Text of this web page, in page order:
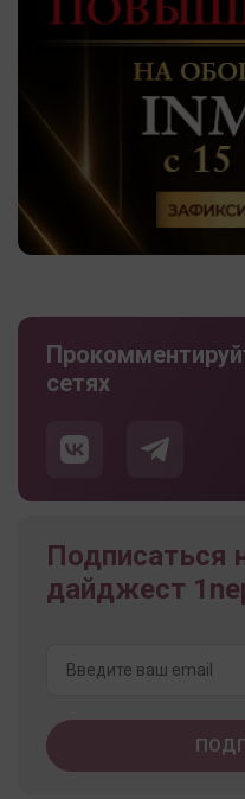
сетях
Подписаться
дайджест